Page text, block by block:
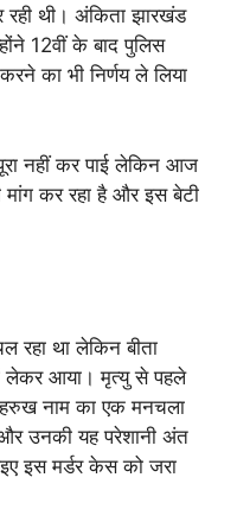
रही थी। अंकिता झारखंड
12वीं के बाद पुलिस
का भी निर्णय ले लिया
नहीं कर पाई लेकिन आज
कर रहा है और इस बेटी
रहा था लेकिन बीता
लेकर आया। मृत्यु से पहले
नाम का एक मनचला
उनकी यह परेशानी अंत
इस मर्डर केस को जरा